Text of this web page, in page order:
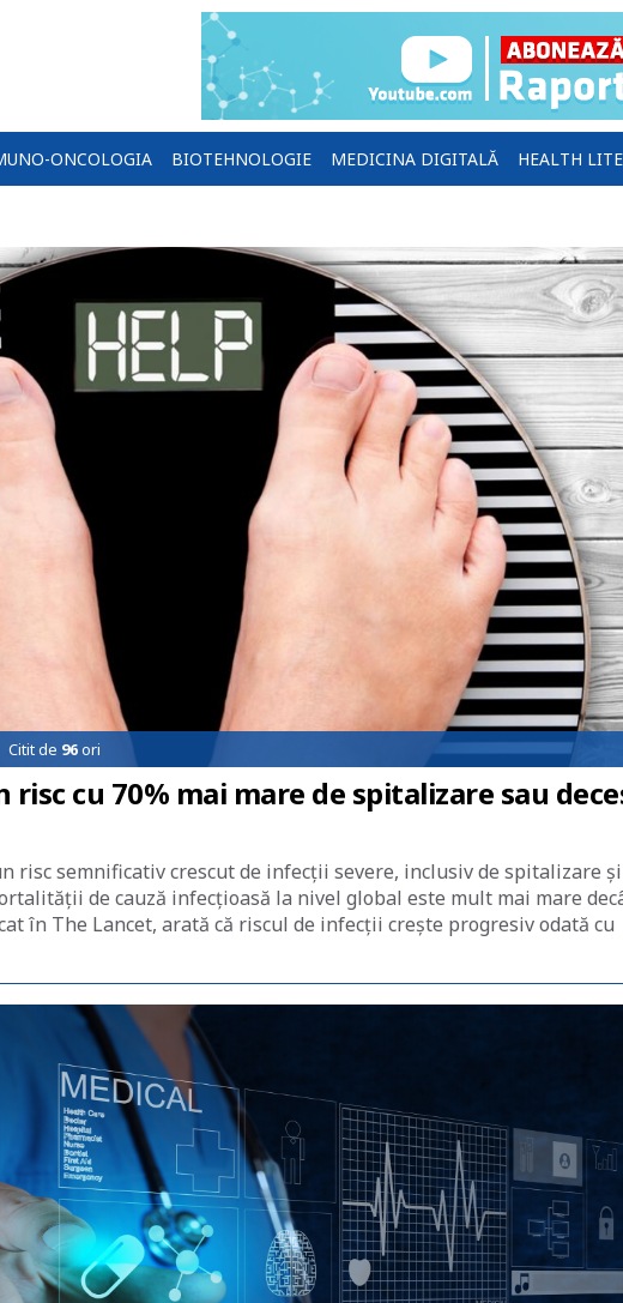
ONCOLOGIA BIOTEHNOLOGIE MEDICINA DIGITALĂ HEALTH
de 96ori
cu 70% mai mare de spitalizare sau
risc semnificativ crescut de infecții severe, inclusiv de spitalizare și
de cauză infecțioasă la nivel global este mult mai mare
în The Lancet, arată că riscul de infecții crește progresiv odată cu